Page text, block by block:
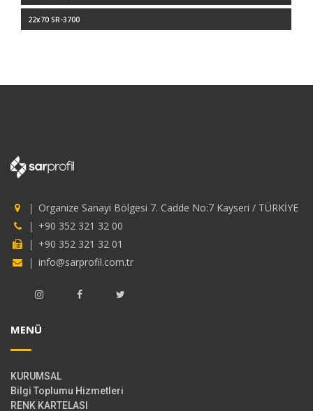
22x70 SR-3700
Organize Sanayi Bölgesi 7. Cadde No:7 Kayseri / TÜRKİYE
+90 352 321 32 00
+90 352 321 32 01
info@sarprofil.com.tr
MENÜ
KURUMSAL
Bilgi Toplumu Hizmetleri
RENK KARTELASI